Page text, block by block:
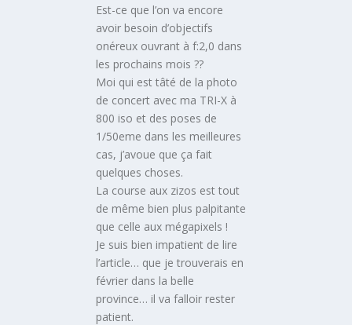
Est-ce que l’on va encore
avoir besoin d’objectifs
onéreux ouvrant à f:2,0 dans
les prochains mois ??
Moi qui est tâté de la photo
de concert avec ma TRI-X à
800 iso et des poses de
1/50eme dans les meilleures
cas, j’avoue que ça fait
quelques choses.
La course aux zizos est tout
de même bien plus palpitante
que celle aux mégapixels !
Je suis bien impatient de lire
l’article… que je trouverais en
février dans la belle
province… il va falloir rester
patient.